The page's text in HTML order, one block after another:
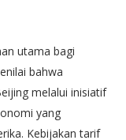
utama bagi
bahwa
melalui inisiatif
yang
Kebijakan tarif